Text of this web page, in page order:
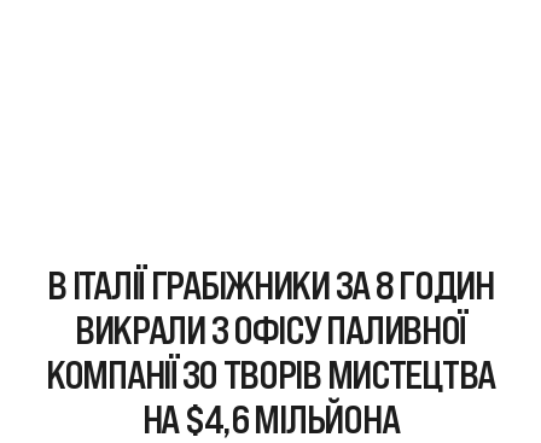
В ІТАЛІЇ ГРАБІЖНИКИ ЗА 8 ГОДИН
ВИКРАЛИ З ОФІСУ ПАЛИВНОЇ
КОМПАНІЇ 30 ТВОРІВ МИСТЕЦТВА
НА $4,6 МІЛЬЙОНА